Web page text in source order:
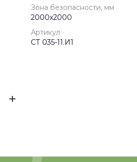
Зона безопасности, мм
2000х2000
Артикул
СТ 035-11.И1